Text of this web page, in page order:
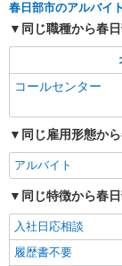
春日部市のアルバイ
同じ職種から春
コールセンター
同じ雇用形態か
アルバイト
同じ特徴から春
入社日応相談
履歴書不要